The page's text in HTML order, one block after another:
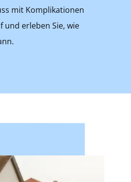
mit Komplikationen
und erleben Sie, wie